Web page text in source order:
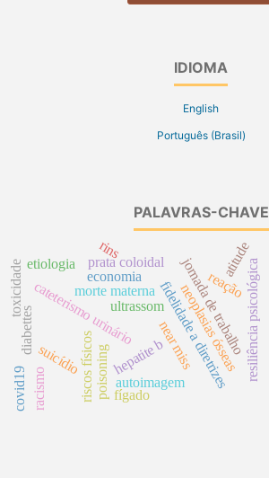
IDIOMA
English
Português (Brasil)
PALAVRAS-CHAVE
hepatite b neoplasias ósseas
poisoning
ultrassom
cateterismo urinário near miss
fidelidade a diretrizes
jornada de trabalhoresiliência psicológica
riscos físicos autoimagem
morte materna
economia
suicídio
reação
prata coloidal
diabettes
toxicidade
fígado
rins
racismo
atitude
etiologia
covid19